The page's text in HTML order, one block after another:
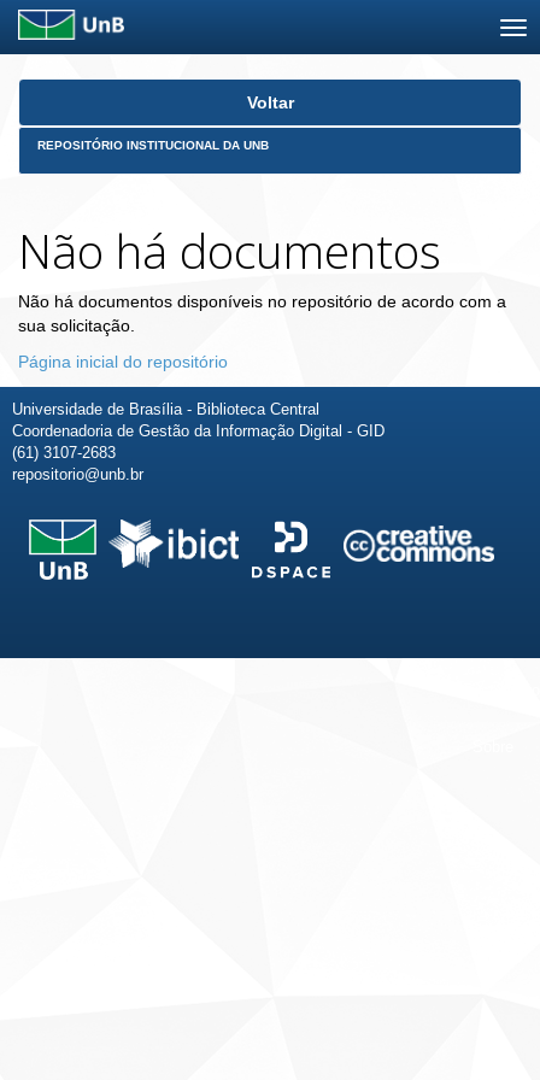
Skip
Voltar
REPOSITÓRIO INSTITUCIONAL DA UNB
Não há documentos
Não há documentos disponíveis no repositório de acordo com a
sua solicitação.
Página inicial do repositório
Universidade de Brasília - Biblioteca Central
Coordenadoria de Gestão da Informação Digital - GID
(61) 3107-2683
repositorio@unb.br